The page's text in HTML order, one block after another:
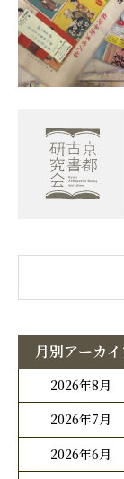
月別アーカ
2026年8月
2026年7月
2026年6月